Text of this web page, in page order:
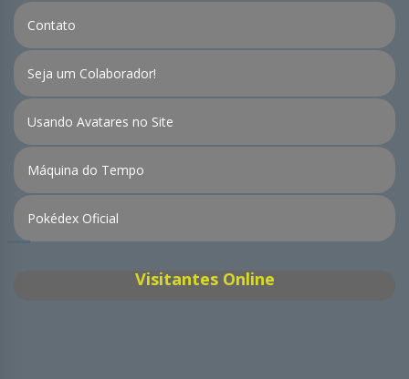
Contato
Seja um Colaborador!
Usando Avatares no Site
Máquina do Tempo
Pokédex Oficial
Visitantes Online